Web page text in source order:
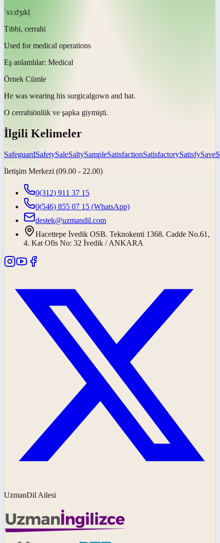
ˈsɜːdʒɪkl̩
Tıbbi, cerrahi
Used for medical operations
Eş anlamlılar: Medical
Örnek Cümle
He was wearing his surgicalgown and hat.
O cerrahiönlük ve şapka giymişti.
İlgili Kelimeler
SafeguardSafetySaleSaltySampleSatisfactionSatisfactorySatisfySave
İletişim Merkezi (09.00 - 22.00)
0(312) 911 37 15
0(546) 855 07 15 (WhatsApp)
destek@uzmandil.com
Hacettepe İvedik OSB. Teknokenti 1368. Cadde No.61,
4. Kat Ofis No: 32 İvedik / ANKARA
UzmanDil Ailesi